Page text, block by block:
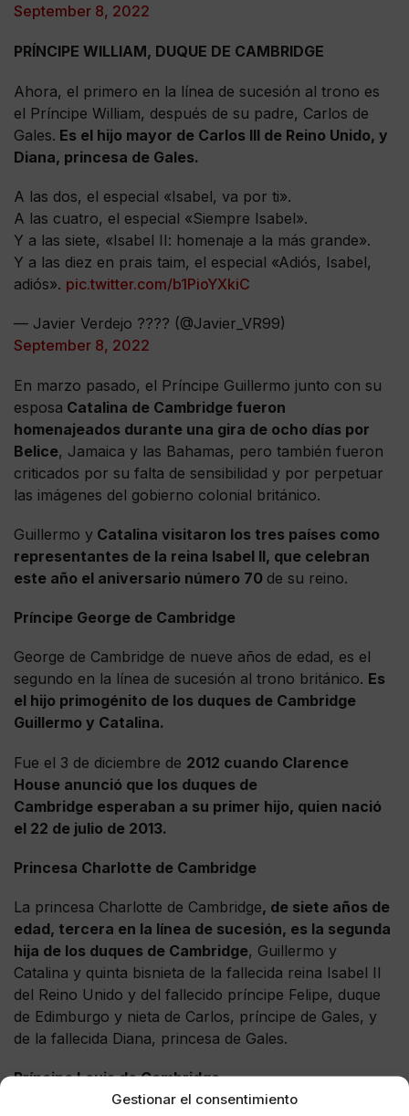
Gestionar el consentimiento
September 8, 2022
PRÍNCIPE WILLIAM, DUQUE DE CAMBRIDGE
Ahora, el primero en la línea de sucesión al trono es
el Príncipe William, después de su padre, Carlos de
Gales. Es el hijo mayor de Carlos III de Reino Unido, y
Diana, princesa de Gales.
A las dos, el especial «Isabel, va por ti».
A las cuatro, el especial «Siempre Isabel».
Y a las siete, «Isabel II: homenaje a la más grande».
Y a las diez en prais taim, el especial «Adiós, Isabel,
adiós». pic.twitter.com/b1PioYXkiC
— Javier Verdejo ???? (@Javier_VR99)
September 8, 2022
En marzo pasado, el Príncipe Guillermo junto con su
esposa Catalina de Cambridge fueron
homenajeados durante una gira de ocho días por
Belice, Jamaica y las Bahamas, pero también fueron
criticados por su falta de sensibilidad y por perpetuar
las imágenes del gobierno colonial británico.
Guillermo y Catalina visitaron los tres países como
representantes de la reina Isabel II, que celebran
este año el aniversario número 70 de su reino.
Príncipe George de Cambridge
George de Cambridge de nueve años de edad, es el
segundo en la línea de sucesión al trono británico. Es
el hijo primogénito de los duques de Cambridge
Guillermo y Catalina.
Fue el 3 de diciembre de 2012 cuando Clarence
House anunció que los duques de
Cambridge esperaban a su primer hijo, quien nació
el 22 de julio de 2013.
Princesa Charlotte de Cambridge
La princesa Charlotte de Cambridge, de siete años de
edad, tercera en la línea de sucesión, es la segunda
hija de los duques de Cambridge, Guillermo y
Catalina y quinta bisnieta de la fallecida reina Isabel II
del Reino Unido y del fallecido príncipe Felipe, duque
de Edimburgo y nieta de Carlos, príncipe de Gales, y
de la fallecida Diana, princesa de Gales.
Príncipe Louis de Cambridge